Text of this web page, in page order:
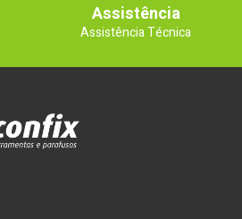
Assistência
Assistência Técnica